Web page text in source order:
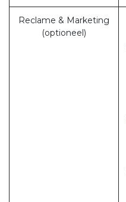
Reclame & Marketing
(optioneel)